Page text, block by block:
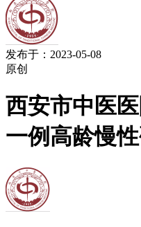
发布于：2023-05-08
原创
西安市中医
一例高龄慢